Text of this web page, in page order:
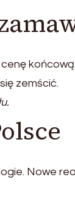
zemścić.
Nowe